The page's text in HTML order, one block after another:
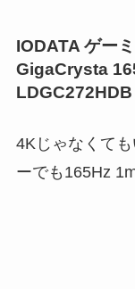
IODATA ゲー
GigaCrysta
LDGC272HDB
4Kじゃなくて
ーでも165Hz